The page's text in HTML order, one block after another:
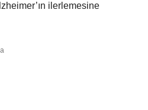
ilerlemesine